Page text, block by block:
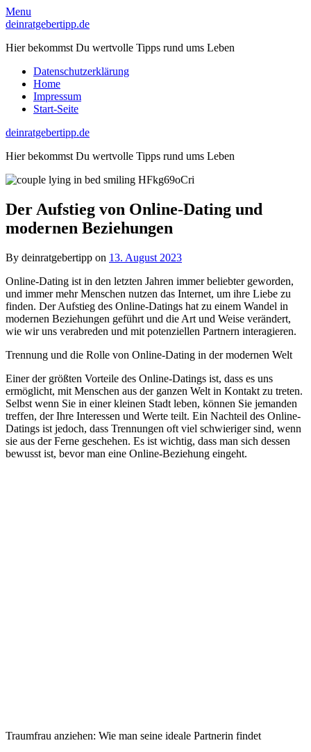
Skip
to
Menu
deinratgebertipp.de
Hier bekommst Du wertvolle Tipps rund ums Leben
Datenschutzerklärung
Home
Impressum
Start-Seite
deinratgebertipp.de
Hier bekommst Du wertvolle Tipps rund ums Leben
Der Aufstieg von Online-Dating und
modernen Beziehungen
By deinratgebertipp on 13. August 2023
Online-Dating ist in den letzten Jahren immer beliebter geworden,
und immer mehr Menschen nutzen das Internet, um ihre Liebe zu
finden. Der Aufstieg des Online-Datings hat zu einem Wandel in
modernen Beziehungen geführt und die Art und Weise verändert,
wie wir uns verabreden und mit potenziellen Partnern interagieren.
Trennung und die Rolle von Online-Dating in der modernen Welt
Einer der größten Vorteile des Online-Datings ist, dass es uns
ermöglicht, mit Menschen aus der ganzen Welt in Kontakt zu treten.
Selbst wenn Sie in einer kleinen Stadt leben, können Sie jemanden
treffen, der Ihre Interessen und Werte teilt. Ein Nachteil des Online-
Datings ist jedoch, dass Trennungen oft viel schwieriger sind, wenn
sie aus der Ferne geschehen. Es ist wichtig, dass man sich dessen
bewusst ist, bevor man eine Online-Beziehung eingeht.
Traumfrau anziehen: Wie man seine ideale Partnerin findet